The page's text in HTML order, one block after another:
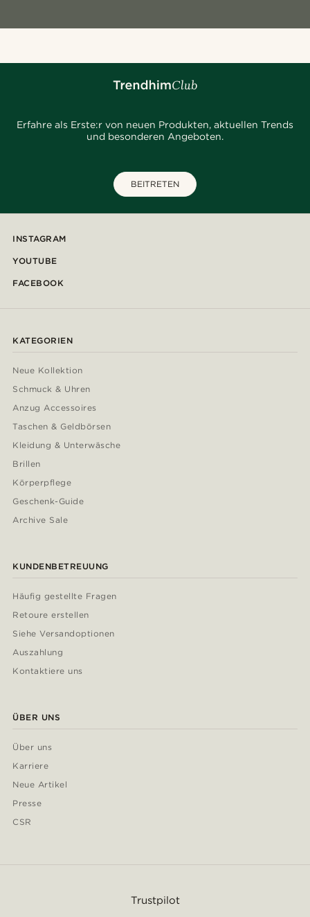
Erfahre als Erste:r von neuen Produkten, aktuellen Trends
und besonderen Angeboten.
BEITRETEN
INSTAGRAM
YOUTUBE
FACEBOOK
KATEGORIEN
Neue Kollektion
Schmuck & Uhren
Anzug Accessoires
Taschen & Geldbörsen
Kleidung & Unterwäsche
Brillen
Körperpflege
Geschenk-Guide
Archive Sale
KUNDENBETREUUNG
Häufig gestellte Fragen
Retoure erstellen
Siehe Versandoptionen
Auszahlung
Kontaktiere uns
ÜBER UNS
Über uns
Karriere
Neue Artikel
Presse
CSR
Trustpilot